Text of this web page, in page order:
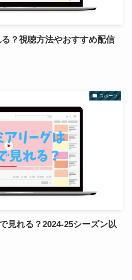
？視聴方法やおすすめ配信
スポーツ
見れる？2024-25シーズン以